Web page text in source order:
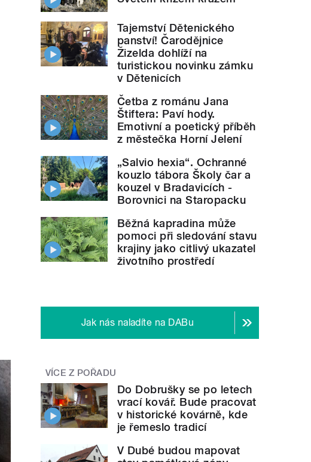
Tajemství Dětenického
panství! Čarodějnice
Žizelda dohlíží na
turistickou novinku zámku
v Dětenicích
Četba z románu Jana
Štiftera: Paví hody.
Emotivní a poetický příběh
z městečka Horní Jelení
„Salvio hexia“. Ochranné
kouzlo tábora Školy čar a
kouzel v Bradavicích -
Borovnici na Staropacku
Běžná kapradina může
pomoci při sledování stavu
krajiny jako citlivý ukazatel
životního prostředí
Jak nás naladíte na DABu
VÍCE Z POŘADU
Do Dobrušky se po letech
vrací kovář. Bude pracovat
v historické kovárně, kde
je řemeslo tradicí
V Dubé budou mapovat